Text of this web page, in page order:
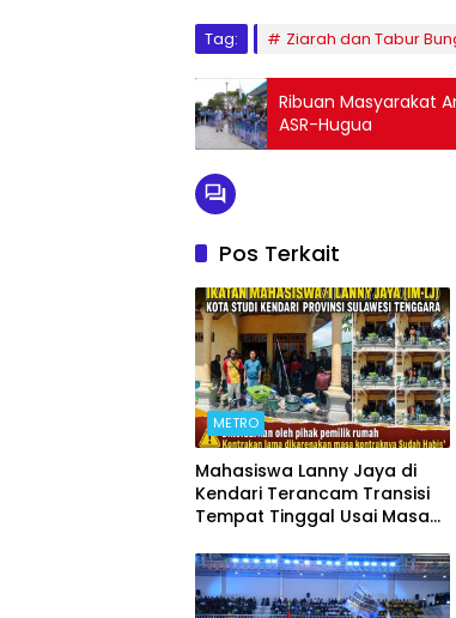
Tag: Ziarah dan Tabur
Ribuan Masyarakat
ASR-Hugua
Pos Terkait
METRO
Mahasiswa Lanny Jaya di
Kendari Terancam Transisi
Tempat Tinggal Usai Masa